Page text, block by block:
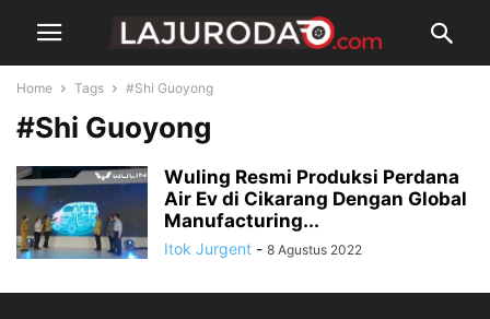
Home Tags #Shi Guoyong
#Shi Guoyong
Wuling Resmi Produksi Perdana
Air Ev di Cikarang Dengan Global
Manufacturing...
Itok Jurgent - 8 Agustus 2022